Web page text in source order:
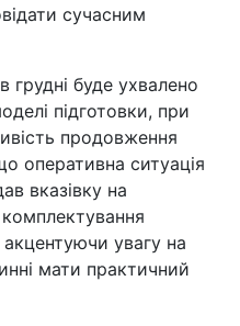
сучасним
буде ухвалено
підготовки, при
продовження
оперативна ситуація
вказівку на
акцентуючи увагу на
мати практичний